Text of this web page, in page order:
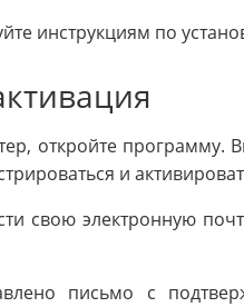
инструкциям по
откройте программу.
и
свою электронную
письмо с